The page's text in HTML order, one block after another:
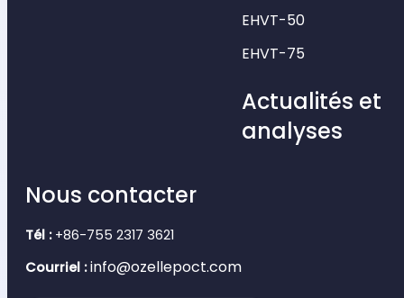
EHVT-50
EHVT-75
Actualités et
analyses
Nous contacter
Tél :+86-755 2317 3621
Courriel : info@ozellepoct.com